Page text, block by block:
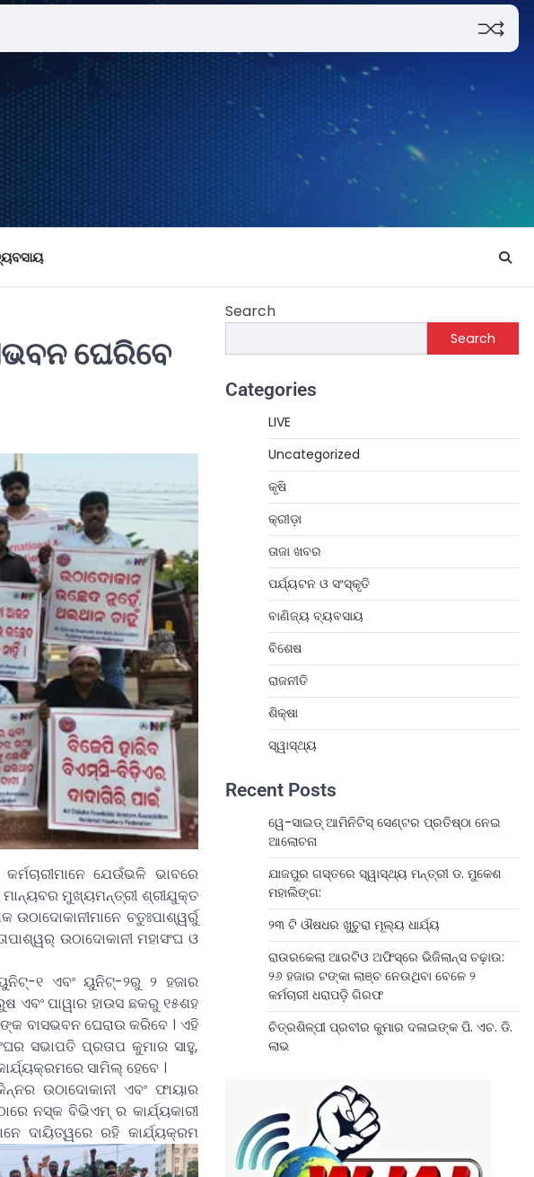
ଘେରିବେ
ଯେଉଁଭଳି ଭାବରେ
ମାନ୍ୟବର ମୁଖ୍ୟମନ୍ତ୍ରୀ ଶ୍ରୀଯୁକ୍ତ
ଚତୁଃପାଶ୍ୱର୍ରୁ
ଉଠାଦୋକାନୀ ମହାସଂଘ ଓ
୧ ଏବଂ ୟୁନିଟ୍-୨ରୁ ୨ ହଜାର
ଏବଂ ପାୱାର ହାଉସ ଛକରୁ ୧୫ଶହ
ବାସଭବନ ଘେରାଉ କରିବେ । ଏହି
ସଭାପତି ପ୍ରତାପ କୁମାର ସାହୁ,
ସାମିଲ୍ ହେବେ ।
ଉଠାଦୋକାନୀ ଏବଂ ଫାୟାର
ନସ୍କ ବିଭିଏମ୍ ର କାର୍ଯ୍ୟକାରୀ
ଦାୟିତ୍ୱରେ ରହି କାର୍ଯ୍ୟକ୍ରମ
Search
Search
Categories
LIVE
Uncategorized
କୃଷି
କ୍ରୀଡ଼ା
ତାଜା ଖବର
ପର୍ଯ୍ୟଟନ ଓ ସଂସ୍କୃତି
ବାଣିଜ୍ୟ ବ୍ୟବସାୟ
ବିଶେଷ
ରାଜନୀତି
ଶିକ୍ଷା
ସ୍ୱାସ୍ଥ୍ୟ
Recent Posts
ୱେ-ସାଇଡ୍‌ ଆମିନିଟିସ୍‌ ସେଣ୍ଟର ପ୍ରତିଷ୍ଠା ନେଇ
ଆଲୋଚନା
ଯାଜପୁର ଗସ୍ତରେ ସ୍ୱାସ୍ଥ୍ୟ ମନ୍ତ୍ରୀ ଡ. ମୁକେଶ
ମହାଲିଙ୍ଗ:
୨୩ ଟି ଔଷଧର ଖୁଚୁରା ମୂଲ୍ୟ ଧାର୍ଯ୍ୟ
ରାଉରକେଲା ଆରଟିଓ ଅଫିସ୍‌ରେ ଭିଜିଲାନ୍ସ ଚଢ଼ାଉ:
୨୬ ହଜାର ଟଙ୍କା ଲାଞ୍ଚ ନେଉଥିବା ବେଳେ ୨
କର୍ମଚାରୀ ଧରାପଡ଼ି ଗିରଫ
ଚିତ୍ରଶିଳ୍ପୀ ପ୍ରବୀର କୁମାର ଦଳାଇଙ୍କ ପି. ଏଚ. ଡି.
ଲାଭ